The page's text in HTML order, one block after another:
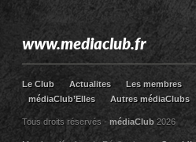
www.mediaclub.fr
Le Club Actualites Les membres
médiaClub’Elles
Autres médiaClubs
Tous droits réservés -médiaClub 2026